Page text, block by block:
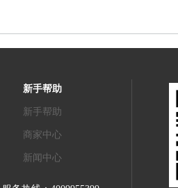
新手帮助
新手帮助
商家中心
新闻中心